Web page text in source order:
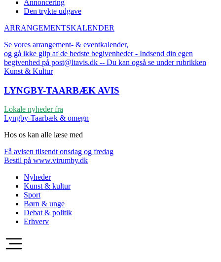
Annoncering
Den trykte udgave
ARRANGEMENTSKALENDER
Se vores arrangement- & eventkalender,
og gå ikke glip af de bedste begivenheder - Indsend din egen
begivenhed på post@ltavis.dk -- Du kan også se under rubrikken
Kunst & Kultur
LYNGBY-TAARBÆK AVIS
Lokale nyheder fra
Lyngby-Taarbæk & omegn
Hos os kan alle læse med
Få avisen tilsendt onsdag og fredag
Bestil på www.virumby.dk
Nyheder
Kunst & kultur
Sport
Børn & unge
Debat & politik
Erhverv